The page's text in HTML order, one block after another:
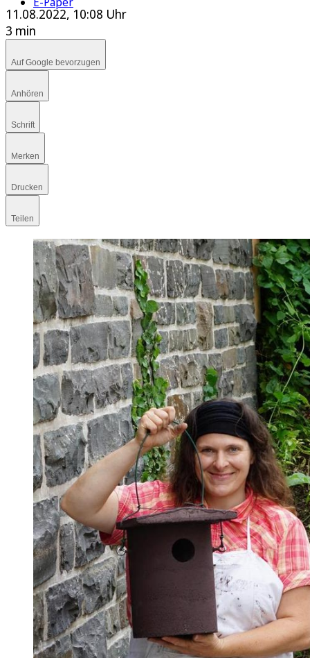
11.08.2022, 10:08 Uhr
3 min
Auf Google bevorzugen
Anhören
Schrift
Merken
Drucken
Teilen